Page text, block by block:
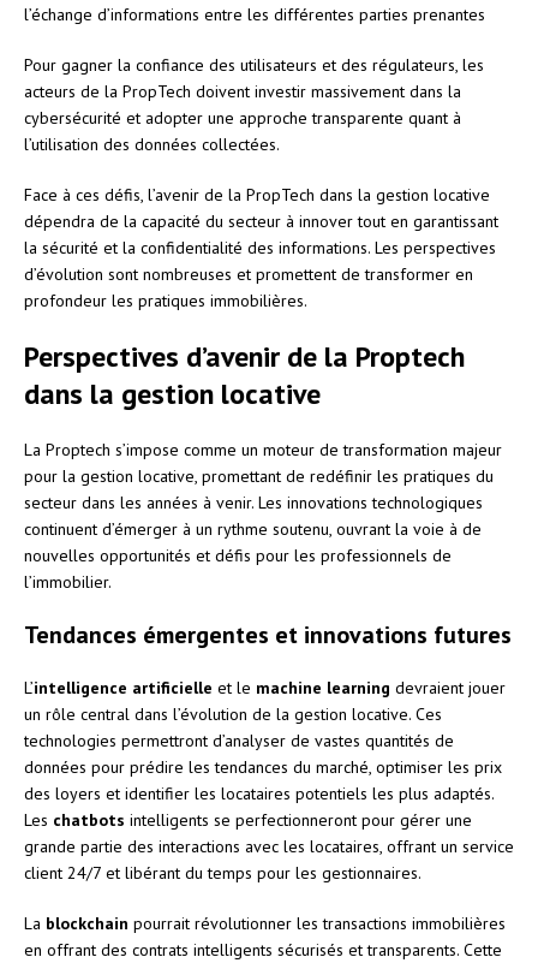
l’échange d’informations entre les différentes parties prenantes
Pour gagner la confiance des utilisateurs et des régulateurs, les
acteurs de la PropTech doivent investir massivement dans la
cybersécurité et adopter une approche transparente quant à
l’utilisation des données collectées.
Face à ces défis, l’avenir de la PropTech dans la gestion locative
dépendra de la capacité du secteur à innover tout en garantissant
la sécurité et la confidentialité des informations. Les perspectives
d’évolution sont nombreuses et promettent de transformer en
profondeur les pratiques immobilières.
Perspectives d’avenir de la Proptech
dans la gestion locative
La Proptech s’impose comme un moteur de transformation majeur
pour la gestion locative, promettant de redéfinir les pratiques du
secteur dans les années à venir. Les innovations technologiques
continuent d’émerger à un rythme soutenu, ouvrant la voie à de
nouvelles opportunités et défis pour les professionnels de
l’immobilier.
Tendances émergentes et innovations futures
L’intelligence artificielle et le machine learning devraient jouer
un rôle central dans l’évolution de la gestion locative. Ces
technologies permettront d’analyser de vastes quantités de
données pour prédire les tendances du marché, optimiser les prix
des loyers et identifier les locataires potentiels les plus adaptés.
Les chatbots intelligents se perfectionneront pour gérer une
grande partie des interactions avec les locataires, offrant un service
client 24/7 et libérant du temps pour les gestionnaires.
La blockchain pourrait révolutionner les transactions immobilières
en offrant des contrats intelligents sécurisés et transparents. Cette